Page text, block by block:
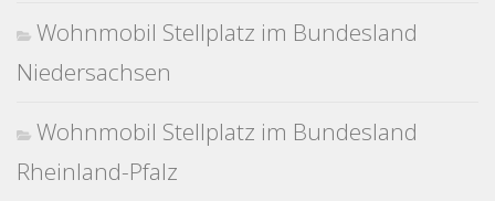
Wohnmobil Stellplatz im Bundesland
Niedersachsen
Wohnmobil Stellplatz im Bundesland
Rheinland-Pfalz